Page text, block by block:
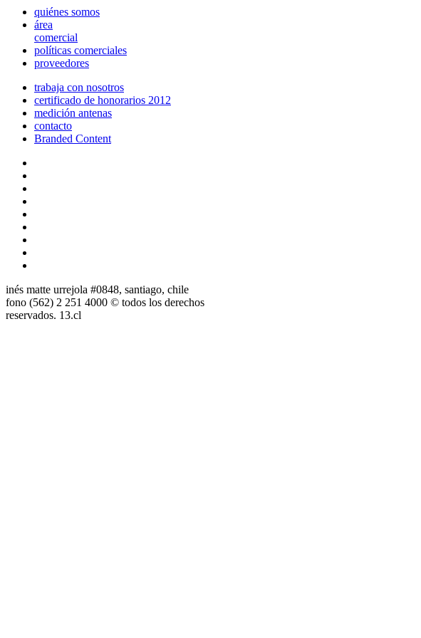
quiénes somos
área
comercial
políticas comerciales
proveedores
trabaja con nosotros
certificado de honorarios 2012
medición antenas
contacto
Branded Content
inés matte urrejola #0848, santiago, chile
fono (562) 2 251 4000 © todos los derechos
reservados. 13.cl